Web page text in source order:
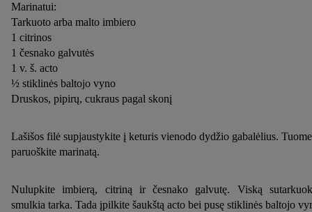
Marinatui:
Tarkuoto arba malto imbiero
1 citrinos
1 česnako galvutės
1 v. š. acto
½ stiklinės baltojo vyno
Druskos, pipirų, cukraus pagal skonį
Lašišos filė supjaustykite į keturis vienodo dydžio gabalėlius.
paruoškite marinatą.
Nulupkite imbierą, citriną ir česnako galvutę. Viską
smulkia tarka. Tada įpilkite šaukštą acto bei pusę stiklinės baltojo